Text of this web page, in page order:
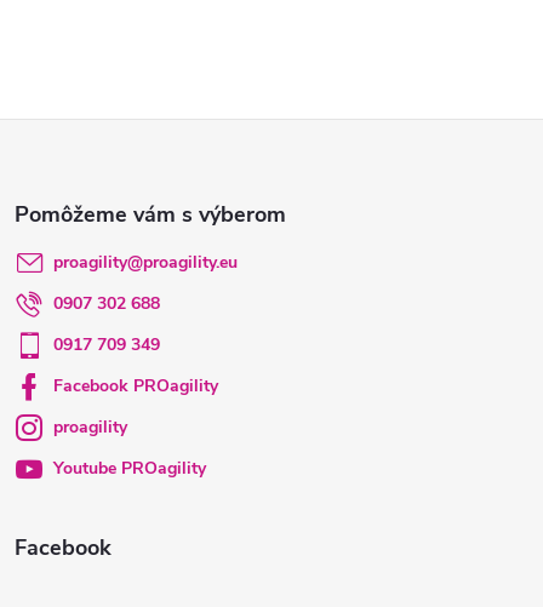
á
p
ä
Facebook
proagility@proagility.eu
0907 302 688
0917 709 349
Facebook PROagility
proagility
Youtube PROagility